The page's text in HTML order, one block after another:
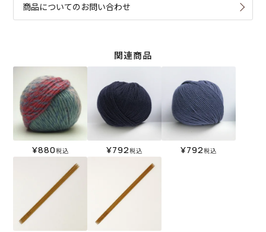
商品についてのお問い合わせ
関連商品
¥880税込 ¥792税込 ¥792税込